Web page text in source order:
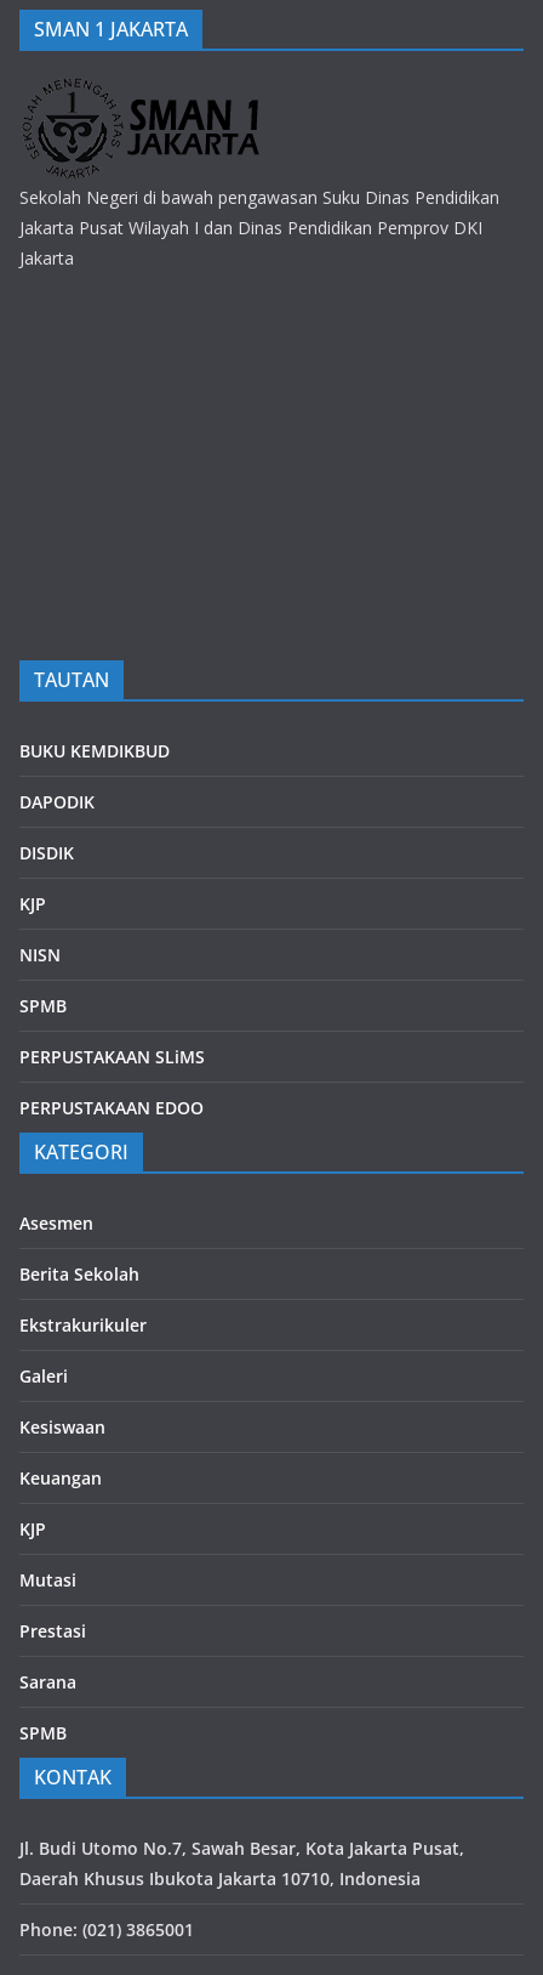
SMAN 1 JAKARTA
Sekolah Negeri di bawah pengawasan Suku Dinas Pendidikan
Jakarta Pusat Wilayah I dan Dinas Pendidikan Pemprov DKI
Jakarta
TAUTAN
BUKU KEMDIKBUD
DAPODIK
DISDIK
KJP
NISN
SPMB
PERPUSTAKAAN SLiMS
PERPUSTAKAAN EDOO
KATEGORI
Asesmen
Berita Sekolah
Ekstrakurikuler
Galeri
Kesiswaan
Keuangan
KJP
Mutasi
Prestasi
Sarana
SPMB
KONTAK
Jl. Budi Utomo No.7, Sawah Besar, Kota Jakarta Pusat,
Daerah Khusus Ibukota Jakarta 10710, Indonesia
Phone: (021) 3865001